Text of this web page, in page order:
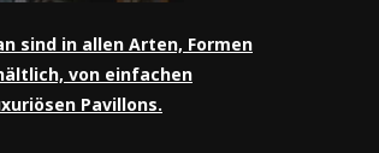
sind in allen Arten, Formen
von einfachen
Pavillons.